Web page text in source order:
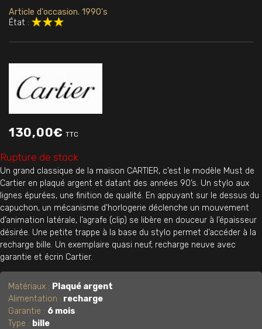
Article d'occasion. 1990's
État :
130,00€ TTC
Rupture de stock
Un grand classique de la maison CARTIER, c’est le modèle Must de
Cartier en plaqué argent et datant des années 90’s. Un stylo aux
lignes épurées, une finition de qualité. En appuyant sur le dessus du
capuchon, un mécanisme d’horlogerie déclenche un mouvement
d’animation latérale, l’agrafe (clip) se libère en douceur à l’épaisseur
désirée. Une petite trappe à la base du stylo permet d’accéder à la
recharge bille. Un exemplaire quasi neuf, recharge neuve avec
garantie et écrin Cartier.
Matériaux : Plaqué argent
Alimentation : recharge
Garantie : 6 mois
Type : bille